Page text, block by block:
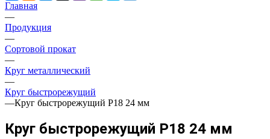
Главная
—
Продукция
—
Сортовой прокат
—
Круг металлический
—
Круг быстрорежущий
—Круг быстрорежущий Р18 24 мм
Круг быстрорежущий Р18 24 мм